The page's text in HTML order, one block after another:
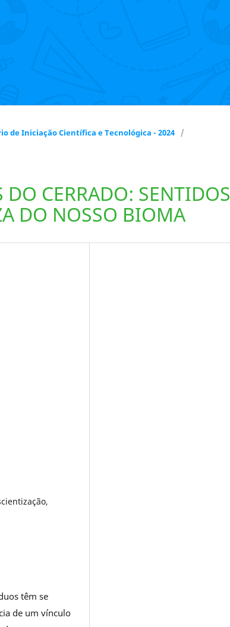
de Iniciação Científica e Tecnológica - 2024
/
CERRADO: SENTIDOS
DO NOSSO BIOMA
têm se
de um vínculo